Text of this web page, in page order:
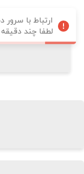
ارتباط با
لطفا چند